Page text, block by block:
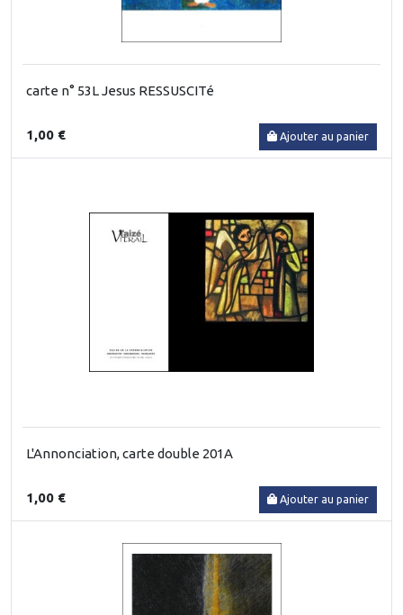
carte n° 53L Jesus RESSUSCITé
1,00 € Ajouter au panier
L'Annonciation, carte double 201A
1,00 € Ajouter au panier